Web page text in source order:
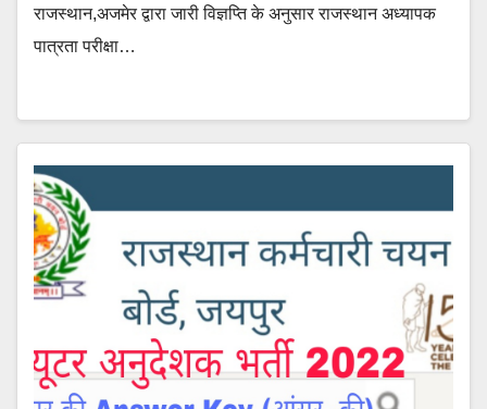
राजस्थान,अजमेर द्वारा जारी विज्ञप्ति के अनुसार राजस्थान अध्यापक
पात्रता परीक्षा…